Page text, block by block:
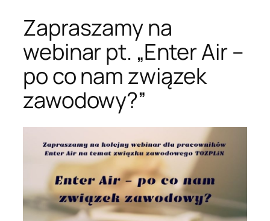
Zapraszamy na
webinar pt. „Enter Air –
po co nam związek
zawodowy?”